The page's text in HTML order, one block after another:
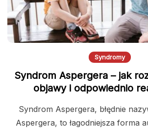
Syndromy
Syndrom Aspergera – jak
objawy i odpowiednio
Syndrom Aspergera, błędnie
Aspergera, to łagodniejsza forma